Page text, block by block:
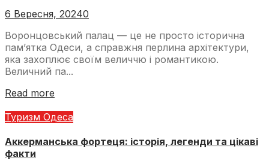
6 Вересня, 20240
Воронцовський палац — це не просто історична
пам’ятка Одеси, а справжня перлина архітектури,
яка захоплює своїм величчю і романтикою.
Величний па...
Read more
Туризм Одеса
Аккерманська фортеця: історія, легенди та цікаві
факти